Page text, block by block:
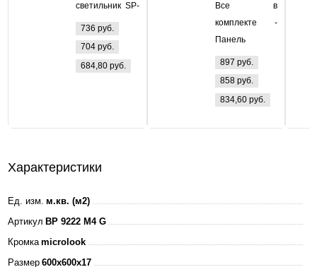
светильник SP-
PLT600NV 3200
Лм 36W/6500K
ip40 Опал
736 руб.
704 руб.
684,80 руб.
Все в
комплекте -
Панель
светодиодная
LP-eco
ПРИЗМА 36Вт
160-260В
897 руб.
858 руб.
834,60 руб.
Характеристики
Ед. изм. м.кв. (м2)
Артикул BP 9222 M4 G
Кромка microlook
Размер 600x600x17